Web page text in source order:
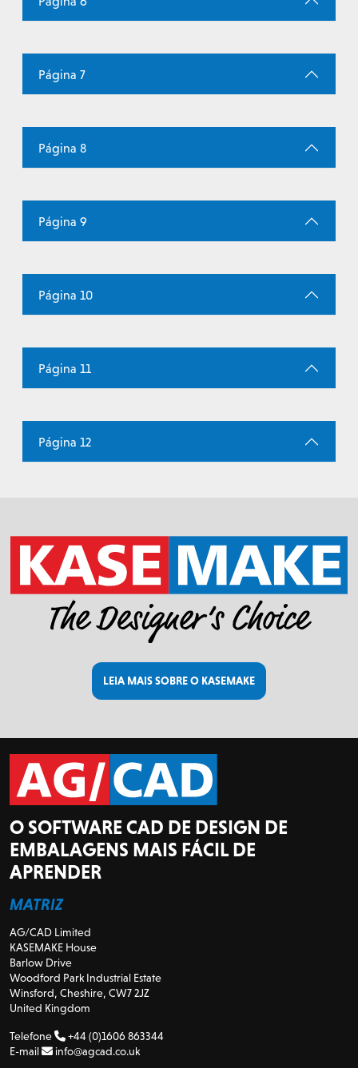
Página 7
Página 8
Página 9
Página 10
Página 11
Página 12
LEIA MAIS SOBRE O KASEMAKE
O SOFTWARE CAD DE DESIGN DE
EMBALAGENS MAIS FÁCIL DE
APRENDER
MATRIZ
AG/CAD Limited
KASEMAKE House
Barlow Drive
Woodford Park Industrial Estate
Winsford, Cheshire, CW7 2JZ
United Kingdom
Telefone
+44 (0)1606 863344
E-mail
info@agcad.co.uk